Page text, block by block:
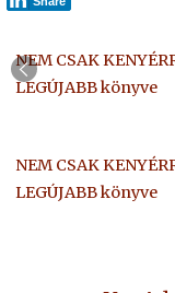
NEM CSAK
LEGÚJABB könyve
NEM CSAK
LEGÚJABB könyve